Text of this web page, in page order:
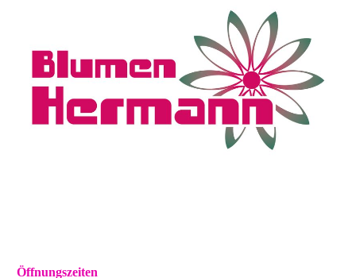
Öffnungszeiten